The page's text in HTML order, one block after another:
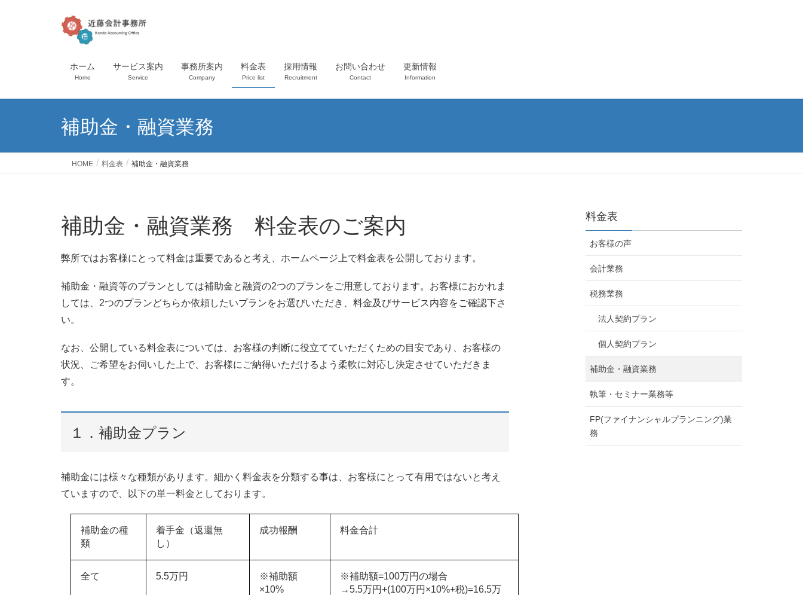
ホーム
Home
サービス案内
Service
事務所案内
Company
料金表
Price list
採用情報
Recruitment
お問い合わせ
Contact
更新情報
Information
補助金・融資業務
HOME 料金表 補助金・融資業務
補助金・融資業務 料金表のご案内
弊所ではお客様にとって料金は重要であると考え、ホームページ上で料金表を公開しております。
補助金・融資等のプランとしては補助金と融資の2つのプランをご用意しております。お客様におかれま
しては、2つのプランどちらか依頼したいプランをお選びいただき、料金及びサービス内容をご確認下さ
い。
なお、公開している料金表については、お客様の判断に役立てていただくための目安であり、お客様の
状況、ご希望をお伺いした上で、お客様にご納得いただけるよう柔軟に対応し決定させていただきま
す。
１．補助金プラン
補助金には様々な種類があります。細かく料金表を分類する事は、お客様にとって有用ではないと考え
ていますので、以下の単一料金としております。
補助金の種
類
着手金（返還無
し）
成功報酬 料金合計
全て 5.5万円
※補助額
×10%
※補助額=100万円の場合
→5.5万円+(100万円×10%+税)=16.5万
料金表
お客様の声
会計業務
税務業務
法人契約プラン
個人契約プラン
補助金・融資業務
執筆・セミナー業務等
FP(ファイナンシャルプランニング)業
務